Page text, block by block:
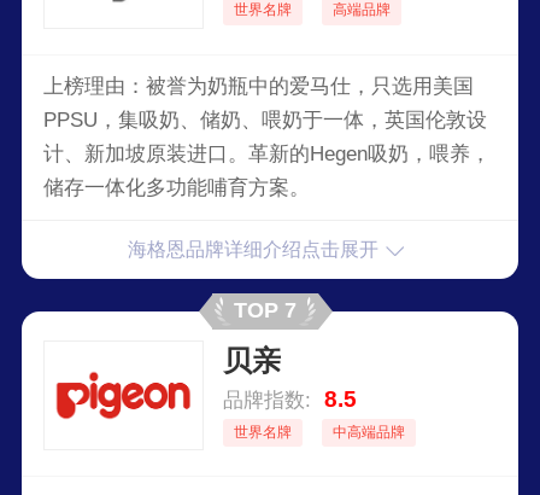
世界名牌 高端品牌
上榜理由：被誉为奶瓶中的爱马仕，只选用美国
PPSU，集吸奶、储奶、喂奶于一体，英国伦敦设
计、新加坡原装进口。革新的Hegen吸奶，喂养，
储存一体化多功能哺育方案。
海格恩品牌详细介绍点击展开
TOP 7
贝亲
品牌指数: 8.5
世界名牌 中高端品牌